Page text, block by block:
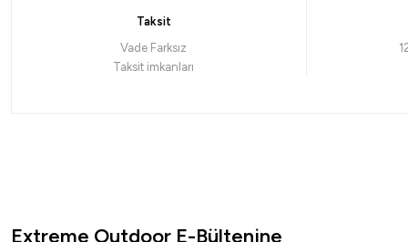
Taksit
Vade Farksız
Taksit imkanları
Extreme Outdoor E-Bültenine